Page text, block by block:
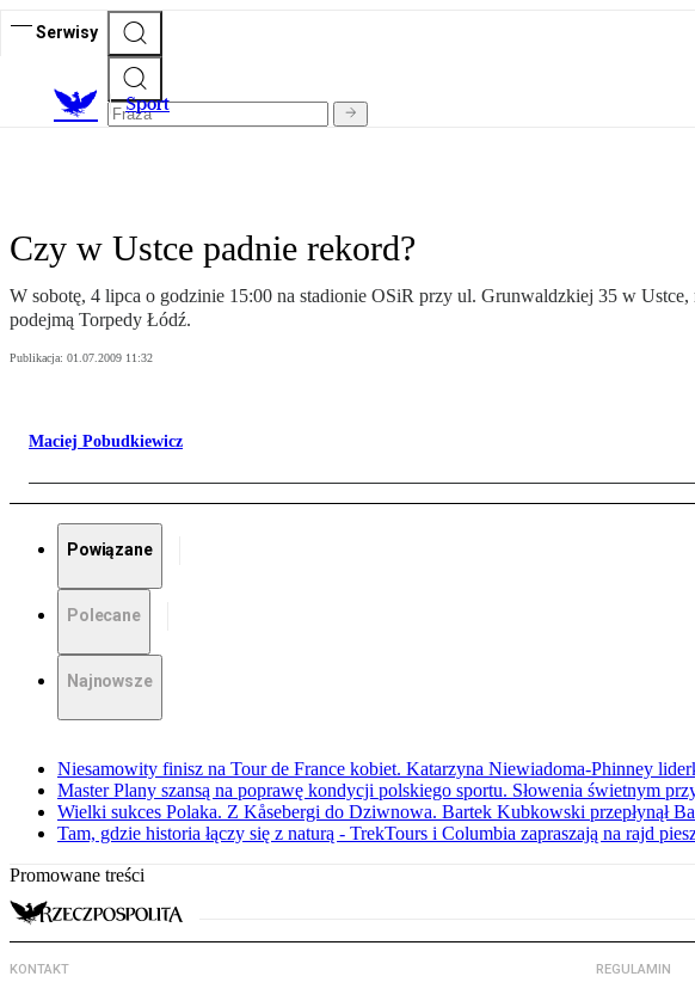
Serwisy
Sport
Czy w Ustce padnie rekord?
W sobotę, 4 lipca o godzinie 15:00 na stadionie OSiR przy ul. Grunwaldzkiej 35 w
podejmą Torpedy Łódź.
Publikacja: 01.07.2009 11:32
Maciej Pobudkiewicz
Powiązane
Polecane
Najnowsze
Niesamowity finisz na Tour de France kobiet. Katarzyna Niewiadoma-Phinney
Master Plany szansą na poprawę kondycji polskiego sportu. Słowenia świetnym
Wielki sukces Polaka. Z Kåsebergi do Dziwnowa. Bartek Kubkowski przepłynął
Tam, gdzie historia łączy się z naturą - TrekTours i Columbia zapraszają na rajd
Promowane treści
KONTAKT REGULAMIN